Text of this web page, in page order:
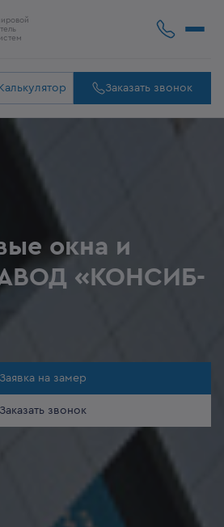
Калькулятор Заказать звонок
окна и
«КОНСИБ-
Заявка на замер
Заказать звонок